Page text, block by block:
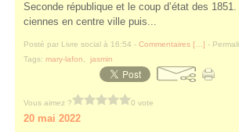
Seconde république et le coup d’état des
ciennes en centre ville puis...
Posté par Livre social à 16:54 - Commentaires [ ] -
Tags: mary-lafon jasmin
Vous aimez ? 0 vote
20 mai 2022